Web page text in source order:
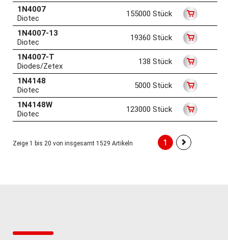
1N4007
Diotec
155000 Stück
1N4007-13
Diotec
19360 Stück
1N4007-T
Diodes/Zetex
138 Stück
1N4148
Diotec
5000 Stück
1N4148W
Diotec
123000 Stück
Zeige 1 bis 20 von insgesamt 1529 Artikeln 1